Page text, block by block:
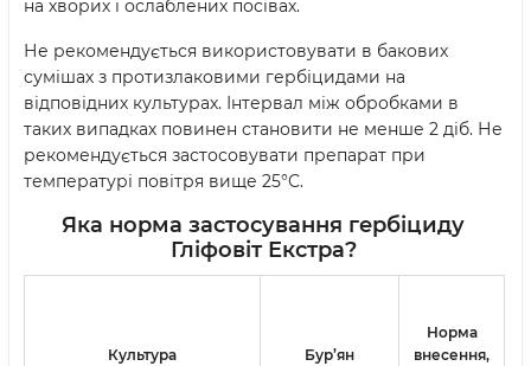
на хворих і ослаблених посівах.
Не рекомендується використовувати в бакових
сумішах з протизлаковими гербіцидами на
відповідних культурах. Інтервал між обробками в
таких випадках повинен становити не менше 2 діб. Не
рекомендується застосовувати препарат при
температурі повітря вище 25°С.
Яка норма застосування гербіциду
Гліфовіт Екстра?
Культура Бур’ян
Норма
внесення,